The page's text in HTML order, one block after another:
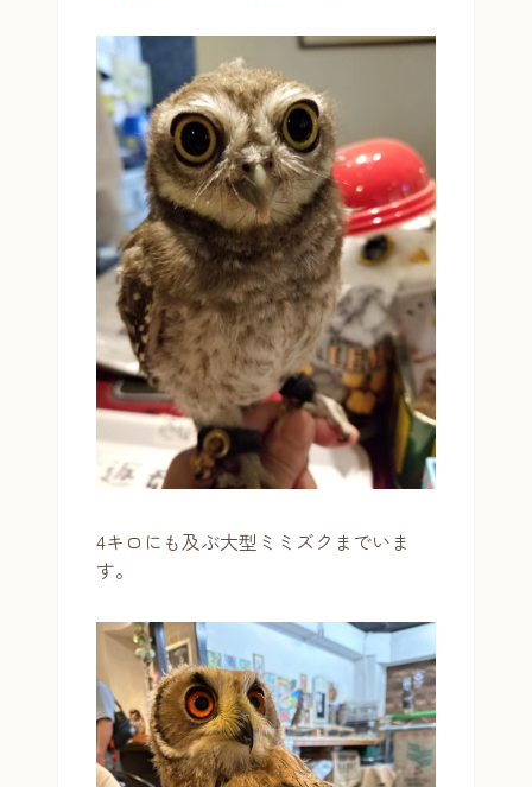
4キロにも及ぶ大型ミミズクまでいま
す。